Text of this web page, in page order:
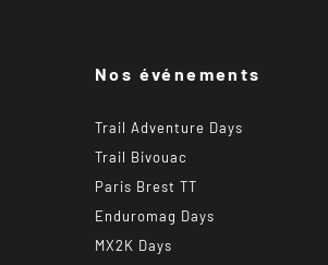
Nos événements
Trail Adventure Days
Trail Bivouac
Paris Brest TT
Enduromag Days
MX2K Days